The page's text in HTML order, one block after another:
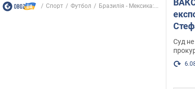
Спорт Футбол Бразилія - ​​Мексика:...
ВАКС обрав
Суд